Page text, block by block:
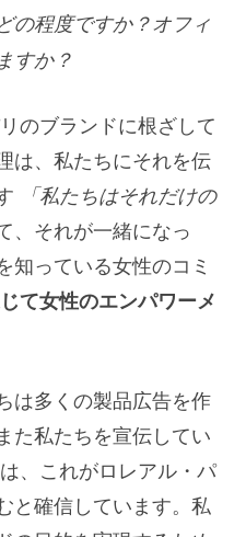
の程度ですか？オフィ
すか？
のブランドに根ざして
は、私たちにそれを伝
「私たちはそれだけの
、それが一緒になっ
知っている女性のコミ
て女性のエンパワーメ
は多くの製品広告を作
た私たちを宣伝してい
、これがロレアル・パ
と確信しています。私